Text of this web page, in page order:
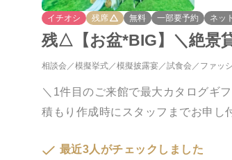
イチオシ 残席 無料 一部要予約 ネッ
残△【お盆*BIG】＼絶景
相談会 模擬挙式 模擬披露宴 試食会 ファッ
＼1件目のご来館で最大カタログギ
積もり作成時にスタッフまでお申し
最近3人がチェックしました